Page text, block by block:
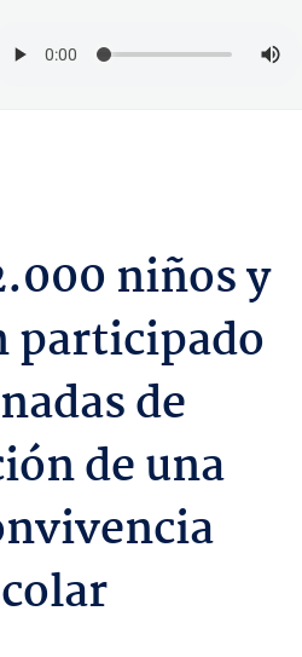
niños y
participado
de
de una